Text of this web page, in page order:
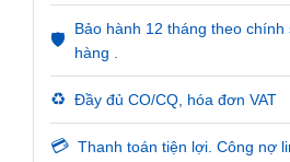
🛡️
Bảo hành 12 tháng theo chính
hàng .
♻️ Đầy đủ CO/CQ, hóa đơn VAT
💳 Thanh toán tiện lợi. Công nợ